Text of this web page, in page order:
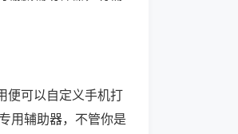
便可以自定义手机打
用辅助器，不管你是